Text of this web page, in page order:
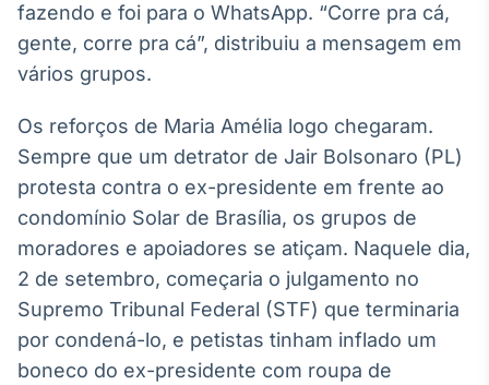
White Label
Plataforma para
Soluções de Dados
e Conteúdos
Broadcast
OTC
Plataforma para
negociação de
ativos
Broadcast
Datafeed
APIs para
fazendo e foi para o WhatsApp. “Corre pra cá,
gente, corre pra cá”, distribuiu a mensagem em
vários grupos.
Os reforços de Maria Amélia logo chegaram.
Sempre que um detrator de Jair Bolsonaro (PL)
protesta contra o ex-presidente em frente ao
condomínio Solar de Brasília, os grupos de
moradores e apoiadores se atiçam. Naquele dia,
2 de setembro, começaria o julgamento no
Supremo Tribunal Federal (STF) que terminaria
por condená-lo, e petistas tinham inflado um
boneco do ex-presidente com roupa de